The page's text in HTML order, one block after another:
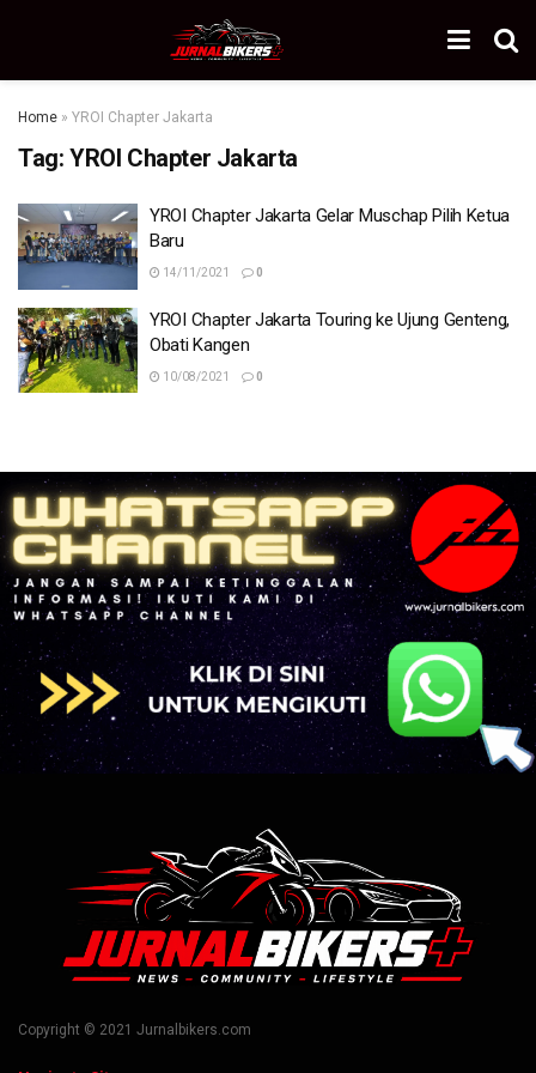
Home » YROI Chapter Jakarta
Tag: YROI Chapter Jakarta
YROI Chapter Jakarta Gelar Muschap Pilih Ketua
Baru
14/11/2021 0
YROI Chapter Jakarta Touring ke Ujung Genteng,
Obati Kangen
10/08/2021 0
Copyright © 2021 Jurnalbikers.com